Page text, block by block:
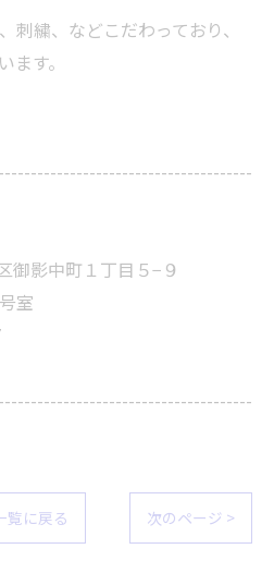
刺繍、などこだわっており、
ます。
御影中町１丁目５−９
室
覧に戻る 次のページ >